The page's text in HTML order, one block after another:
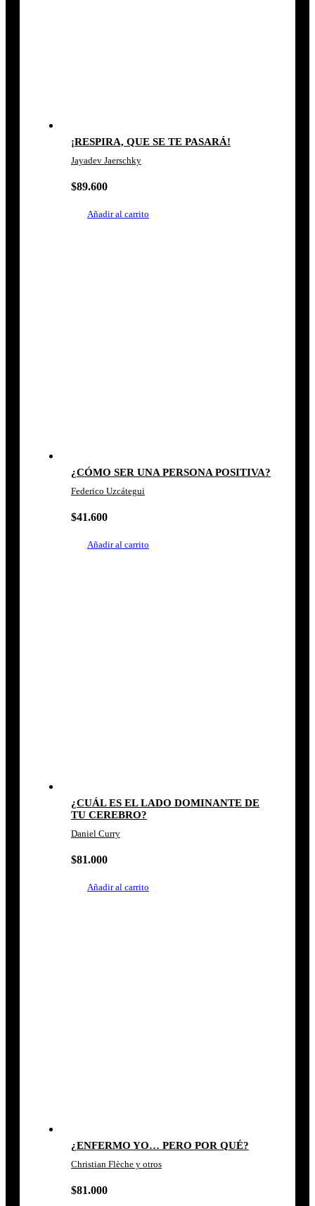
¡RESPIRA, QUE SE TE PASARÁ!
Jayadev Jaerschky
$89.600
Añadir al carrito
¿CÓMO SER UNA PERSONA POSITIVA?
Federico Uzcátegui
$41.600
Añadir al carrito
¿CUÁL ES EL LADO DOMINANTE DE
TU CEREBRO?
Daniel Curry
$81.000
Añadir al carrito
¿ENFERMO YO… PERO POR QUÉ?
Christian Flèche y otros
$81.000